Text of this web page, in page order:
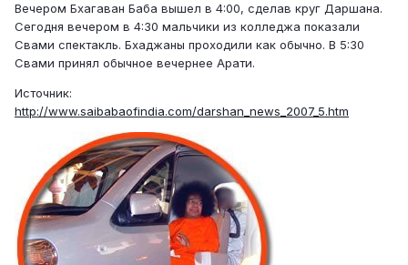
Вечером Бхагаван Баба вышел в 4:00, сделав круг Даршана.
Сегодня вечером в 4:30 мальчики из колледжа показали
Свами спектакль. Бхаджаны проходили как обычно. В 5:30
Свами принял обычное вечернее Арати.
Источник:
http://www.saibabaofindia.com/darshan_news_2007_5.htm